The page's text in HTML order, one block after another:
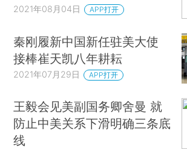
2021年08月04日 APP打开
秦刚履新中国新任驻美大使
接棒崔天凯八年耕耘
2021年07月29日 APP打开
王毅会见美副国务卿舍曼 就
防止中美关系下滑明确三条底
线